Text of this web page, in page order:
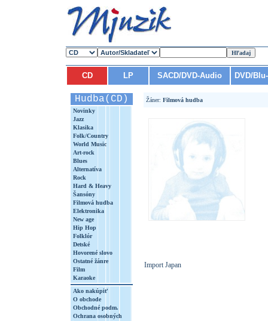
CD LP SACD/DVD-Audio DVD/
Hudba(CD)
Novinky
Jazz
Klasika
Folk/Country
World Music
Art-rock
Blues
Alternatíva
Rock
Hard & Heavy
Šansóny
Filmová hudba
Elektronika
New age
Hip Hop
Folklór
Detské
Hovorené slovo
Ostatné žánre
Film
Karaoke
Ako nakúpiť
O obchode
Obchodné podm.
Ochrana osobných
Žáner: Filmová hudba
Import Japan